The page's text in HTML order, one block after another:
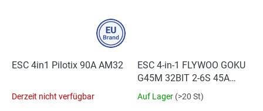
ESC 4in1 Pilotix 90A AM32
Derzeit nicht verfügbar
ESC 4-in-1 FLYWOO GOKU
G45M 32BIT 2-6S 45A
AM32 20x20
Auf Lager (>20 St)